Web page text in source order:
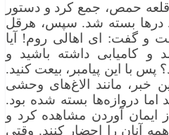
حمص، جمع كرد و دستور
درها بسته شد. سپس، هرقل
و گفت: ای اهالی روم! آیا
كامیابی داشته باشید و
با این پیامبر، بیعت كنید.
خبر، مانند الاغ‌های وحشی
اما دروازه‌ها بسته شده بود.
ایمان آوردن مشاهده كرد و
آنان را احضار كنند. وقتی